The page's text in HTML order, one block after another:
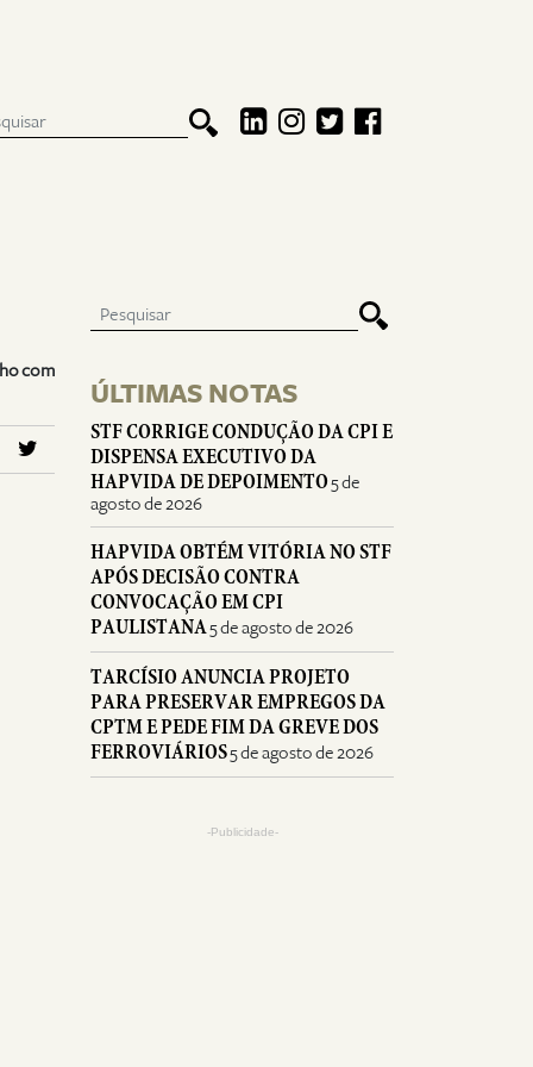
com
ÚLTIMAS NOTAS
STF CORRIGE CONDUÇÃO DA CPI E
DISPENSA EXECUTIVO DA
HAPVIDA DE DEPOIMENTO5 de
agosto de 2026
HAPVIDA OBTÉM VITÓRIA NO STF
APÓS DECISÃO CONTRA
CONVOCAÇÃO EM CPI
PAULISTANA5 de agosto de 2026
TARCÍSIO ANUNCIA PROJETO
PARA PRESERVAR EMPREGOS DA
CPTM E PEDE FIM DA GREVE DOS
FERROVIÁRIOS5 de agosto de 2026
-Publicidade-